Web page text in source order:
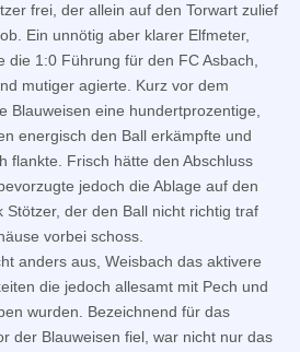
frei, der allein auf den Torwart zulief
Ein unnötig aber klarer Elfmeter,
die 1:0 Führung für den FC Asbach,
mutiger agierte. Kurz vor dem
Blauweisen eine hundertprozentige,
energisch den Ball erkämpfte und
flankte. Frisch hätte den Abschluss
jedoch die Ablage auf den
Stötzer, der den Ball nicht richtig traf
vorbei schoss.
anders aus, Weisbach das aktivere
die jedoch allesamt mit Pech und
wurden. Bezeichnend für das
der Blauweisen fiel, war nicht nur das